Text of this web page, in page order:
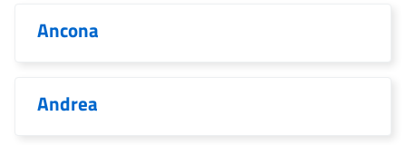
Ancona
Andrea